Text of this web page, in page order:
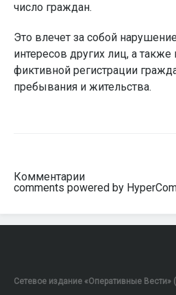
число граждан.
Это влечет за собой
интересов других лиц, а также
фиктивной регистрации
пребывания и жительства.
Комментарии
comments powered by
Сетевое издание «Оперативные Вести»